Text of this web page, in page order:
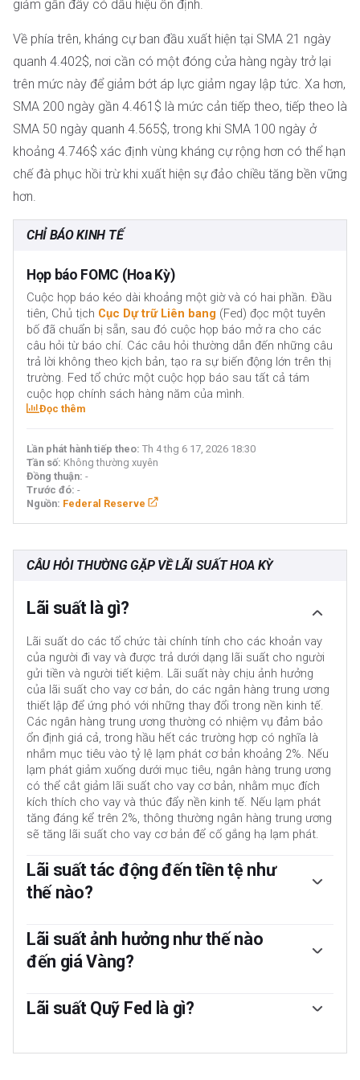
giảm gần đây có dấu hiệu ổn định.
Về phía trên, kháng cự ban đầu xuất hiện tại SMA 21 ngày
quanh 4.402$, nơi cần có một đóng cửa hàng ngày trở lại
trên mức này để giảm bớt áp lực giảm ngay lập tức. Xa hơn,
SMA 200 ngày gần 4.461$ là mức cản tiếp theo, tiếp theo là
SMA 50 ngày quanh 4.565$, trong khi SMA 100 ngày ở
khoảng 4.746$ xác định vùng kháng cự rộng hơn có thể hạn
chế đà phục hồi trừ khi xuất hiện sự đảo chiều tăng bền vững
hơn.
CHỈ BÁO KINH TẾ
Họp báo FOMC (Hoa Kỳ)
Cuộc họp báo kéo dài khoảng một giờ và có hai phần. Đầu
tiên, Chủ tịch Cục Dự trữ Liên bang (Fed) đọc một tuyên
bố đã chuẩn bị sẵn, sau đó cuộc họp báo mở ra cho các
câu hỏi từ báo chí. Các câu hỏi thường dẫn đến những câu
trả lời không theo kịch bản, tạo ra sự biến động lớn trên thị
trường. Fed tổ chức một cuộc họp báo sau tất cả tám
cuộc họp chính sách hàng năm của mình.
Đọc thêm
Lần phát hành tiếp theo: Th 4 thg 6 17, 2026 18:30
Tần số: Không thường xuyên
Đồng thuận: -
Trước đó: -
Nguồn: Federal Reserve
CÂU HỎI THƯỜNG GẶP VỀ LÃI SUẤT HOA KỲ
Lãi suất là gì?
Lãi suất do các tổ chức tài chính tính cho các khoản vay
của người đi vay và được trả dưới dạng lãi suất cho người
gửi tiền và người tiết kiệm. Lãi suất này chịu ảnh hưởng
của lãi suất cho vay cơ bản, do các ngân hàng trung ương
thiết lập để ứng phó với những thay đổi trong nền kinh tế.
Các ngân hàng trung ương thường có nhiệm vụ đảm bảo
ổn định giá cả, trong hầu hết các trường hợp có nghĩa là
nhắm mục tiêu vào tỷ lệ lạm phát cơ bản khoảng 2%. Nếu
lạm phát giảm xuống dưới mục tiêu, ngân hàng trung ương
có thể cắt giảm lãi suất cho vay cơ bản, nhằm mục đích
kích thích cho vay và thúc đẩy nền kinh tế. Nếu lạm phát
tăng đáng kể trên 2%, thông thường ngân hàng trung ương
sẽ tăng lãi suất cho vay cơ bản để cố gắng hạ lạm phát.
Lãi suất tác động đến tiền tệ như
thế nào?
một quốc gia vì chúng khiến quốc gia này trở thành nơi hấp
dẫn hơn đối với các nhà đầu tư toàn cầu để gửi tiền.
Lãi suất ảnh hưởng như thế nào
đến giá Vàng?
làm tăng chi phí cơ hội khi nắm giữ Vàng thay vì đầu tư vào
tài sản có lãi hoặc gửi tiền mặt vào ngân hàng. Nếu lãi
và vì Vàng được định giá bằng Đô la, điều này có tác dụng
Lãi suất Quỹ Fed là gì?
Hoa Kỳ cho nhau vay. Đây là lãi suất tiêu đề thường được